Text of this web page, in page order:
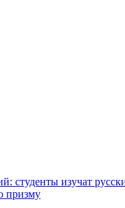
студенты изучат
призму